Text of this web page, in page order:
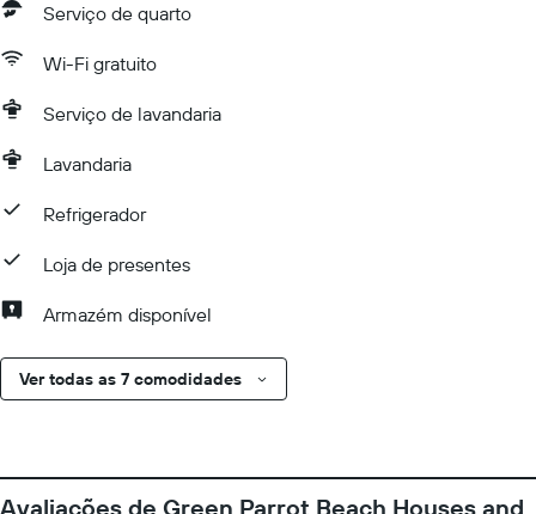
Serviço de quarto
Wi-Fi gratuito
Serviço de lavandaria
Lavandaria
Refrigerador
Loja de presentes
Armazém disponível
Ver todas as 7 comodidades
Avaliações de Green Parrot Beach Houses and